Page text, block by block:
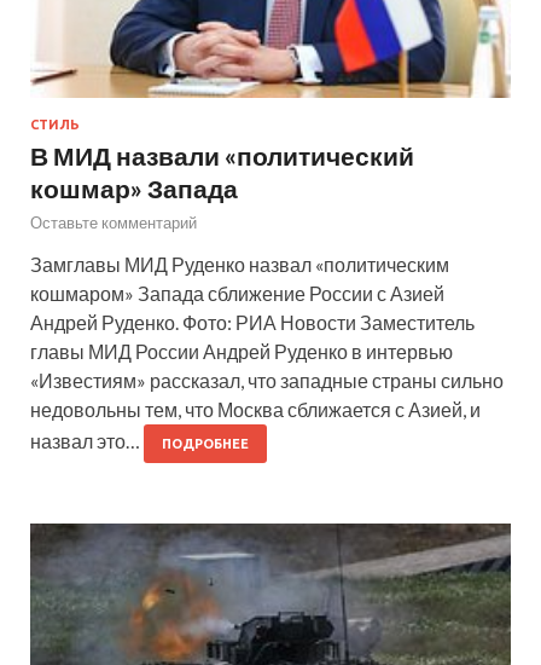
СТИЛЬ
В МИД назвали «политический
кошмар» Запада
Оставьте комментарий
Замглавы МИД Руденко назвал «политическим
кошмаром» Запада сближение России с Азией
Андрей Руденко. Фото: РИА Новости Заместитель
главы МИД России Андрей Руденко в интервью
«Известиям» рассказал, что западные страны сильно
недовольны тем, что Москва сближается с Азией, и
назвал это…
ПОДРОБНЕЕ